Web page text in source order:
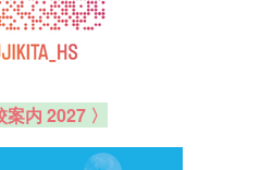
案内 2027 〉